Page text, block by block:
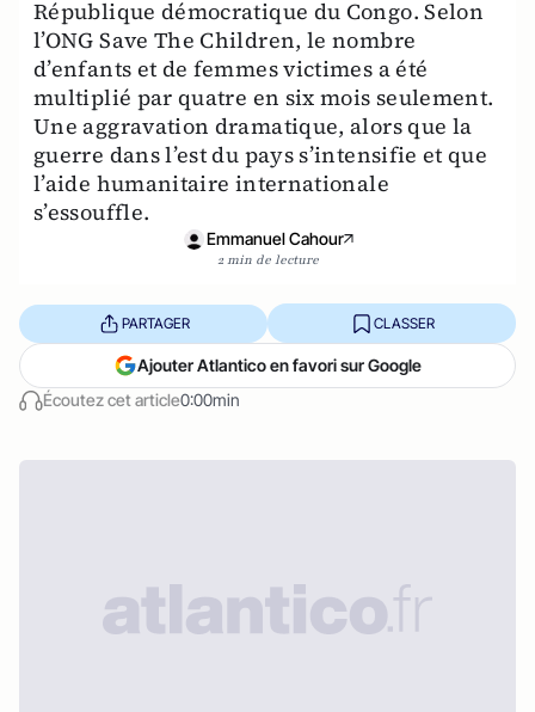
République démocratique du Congo. Selon
l’ONG Save The Children, le nombre
d’enfants et de femmes victimes a été
multiplié par quatre en six mois seulement.
Une aggravation dramatique, alors que la
guerre dans l’est du pays s’intensifie et que
l’aide humanitaire internationale
s’essouffle.
Emmanuel Cahour
2 min de lecture
Écoutez cet article0:00min
PARTAGER CLASSER
Ajouter Atlantico en favori sur Google